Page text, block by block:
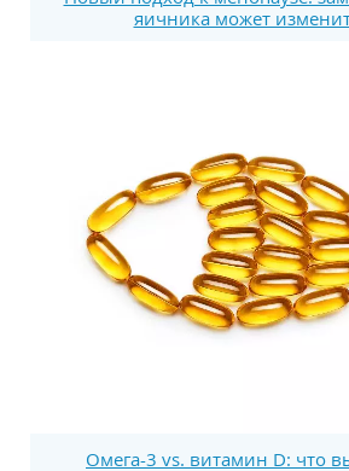
яичника может
Омега-3 vs. витамин D: что